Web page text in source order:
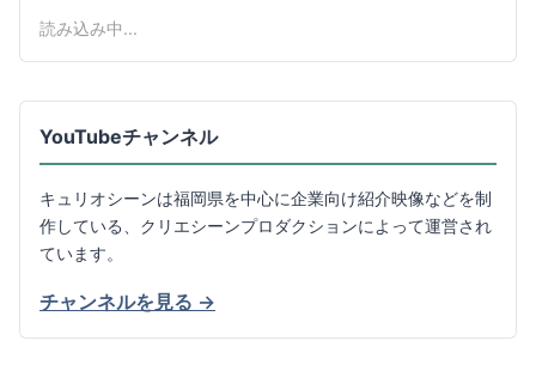
読み込み中...
YouTubeチャンネル
キュリオシーンは福岡県を中心に企業向け紹介映像などを制
作している、クリエシーンプロダクションによって運営され
ています。
チャンネルを見る →